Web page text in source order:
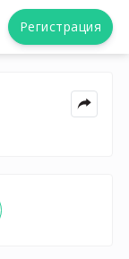
Регистрация